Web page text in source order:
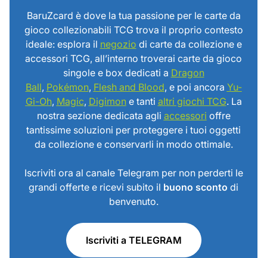
BaruZcard è dove la tua passione per le carte da
gioco collezionabili TCG trova il proprio contesto
ideale: esplora il negozio di carte da collezione e
accessori TCG, all’interno troverai carte da gioco
singole e box dedicati a Dragon
Ball, Pokémon, Flesh and Blood, e poi ancora Yu-
Gi-Oh, Magic, Digimone tanti altri giochi TCG. La
nostra sezione dedicata agli accessori offre
tantissime soluzioni per proteggere i tuoi oggetti
da collezione e conservarli in modo ottimale.
Iscriviti ora al canale Telegram per non perderti le
grandi offerte e ricevi subito il buono sconto di
benvenuto.
Iscriviti a TELEGRAM